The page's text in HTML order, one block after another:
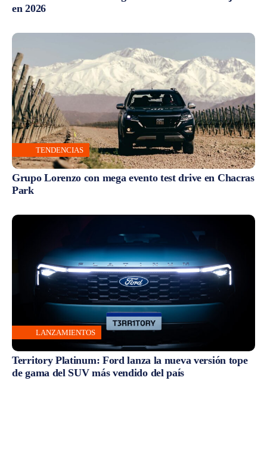
en 2026
TENDENCIAS
Grupo Lorenzo con mega evento test drive en Chacras
Park
LANZAMIENTOS
Territory Platinum: Ford lanza la nueva versión tope
de gama del SUV más vendido del país